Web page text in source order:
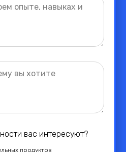
вас интересуют?
продуктов